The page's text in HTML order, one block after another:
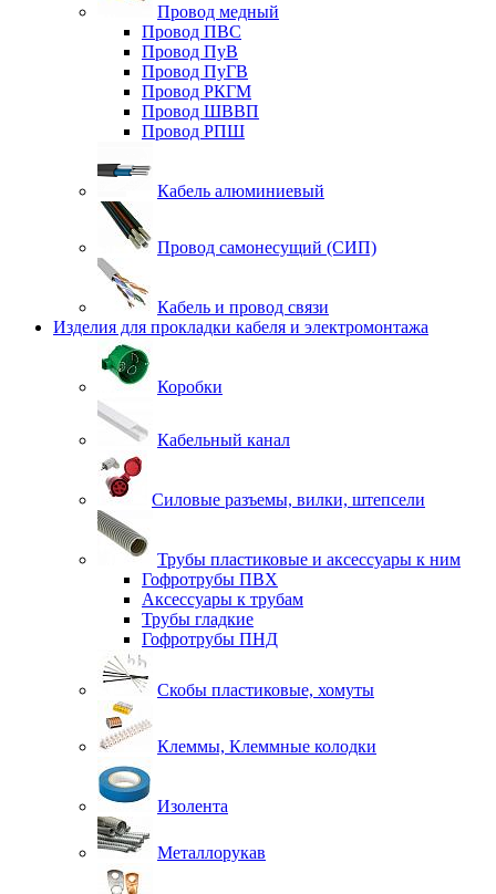
Провод медный
Провод ПВС
Провод ПуВ
Провод ПуГВ
Провод РКГМ
Провод ШВВП
Провод РПШ
Кабель алюминиевый
Провод самонесущий (СИП)
Кабель и провод связи
Изделия для прокладки кабеля и электромонтажа
Коробки
Кабельный канал
Силовые разъемы, вилки, штепсели
Трубы пластиковые и аксессуары к ним
Гофротрубы ПВХ
Аксессуары к трубам
Трубы гладкие
Гофротрубы ПНД
Скобы пластиковые, хомуты
Клеммы, Клеммные колодки
Изолента
Металлорукав